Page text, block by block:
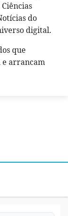
do
digital.
que
e arrancam